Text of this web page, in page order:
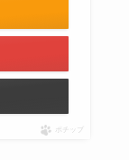
ポチップ